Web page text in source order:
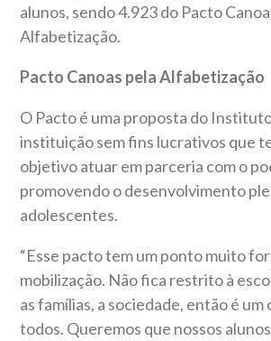
alunos, sendo 4.923 do Pacto
Alfabetização.
Pacto Canoas pela Alfabetização
O Pacto é uma proposta do
instituição sem fins lucrativos que
objetivo atuar em parceria com o
promovendo o desenvolvimento
adolescentes.
“Esse pacto tem um ponto muito
mobilização. Não fica restrito à
as famílias, a sociedade, então é
todos. Queremos que nossos